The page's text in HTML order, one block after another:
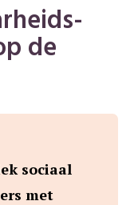
de
sociaal
met